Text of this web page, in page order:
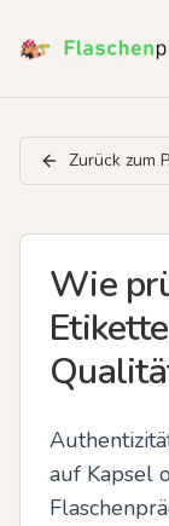
Zurück zum
Wie
auf Kapsel